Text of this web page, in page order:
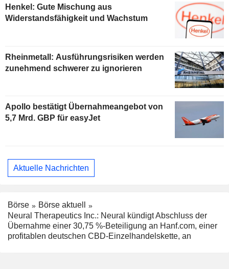
Henkel: Gute Mischung aus
Widerstandsfähigkeit und Wachstum
Rheinmetall: Ausführungsrisiken werden
zunehmend schwerer zu ignorieren
Apollo bestätigt Übernahmeangebot von
5,7 Mrd. GBP für easyJet
Aktuelle Nachrichten
Börse
Börse aktuell
Neural Therapeutics Inc.: Neural kündigt Abschluss der
Übernahme einer 30,75 %-Beteiligung an Hanf.com, einer
profitablen deutschen CBD-Einzelhandelskette, an